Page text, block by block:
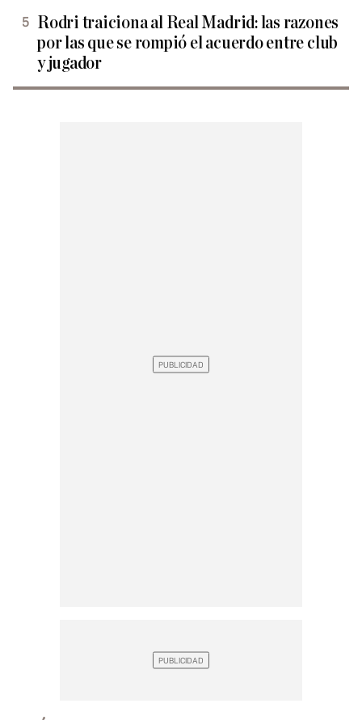
Rodri traiciona al Real Madrid: las razones
por las que se rompió el acuerdo entre club
y jugador